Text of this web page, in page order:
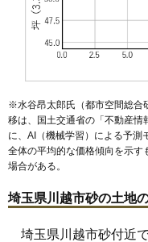
60 上戸
鯨井新田
小仙波
65 中台元町
66
68 氷川町
69 宮元町
※水谷昂太郎氏（都市空間総合
移は、国土交通省の「不動産情
に、AI（機械学習）による予測
全体の平均的な価格傾向を示す
場合がある。
埼玉県川越市砂の土地
埼玉県川越市砂付近